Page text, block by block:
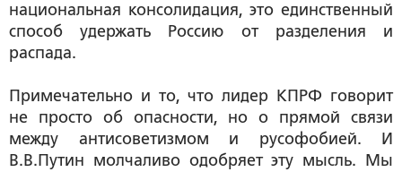
национальная консолидация, это единственный
способ удержать Россию от разделения и
распада.
Примечательно и то, что лидер КПРФ говорит
не просто об опасности, но о прямой связи
между антисоветизмом и русофобией. И
В.В.Путин молчаливо одобряет эту мысль. Мы